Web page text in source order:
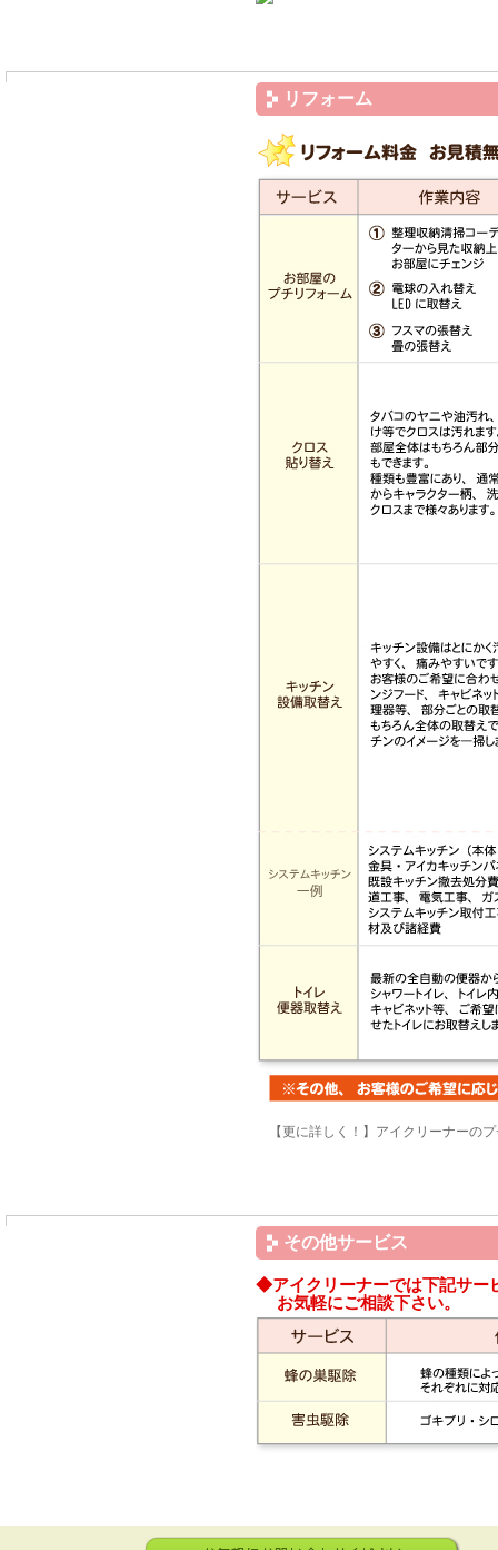
リフォーム
【更に詳しく！】アイクリーナーの
その他サービス
◆アイクリーナーでは下記サー
お気軽にご相談下さい。